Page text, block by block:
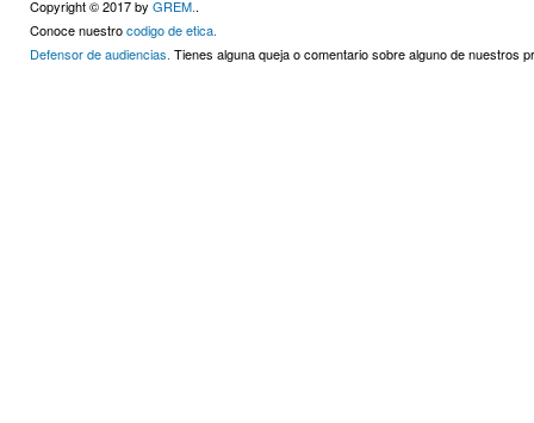
Copyright © 2017 by GREM..
Conoce nuestrocodigo de etica.
Defensor de audiencias. Tienes alguna queja o comentario sobre alguno de nuestros